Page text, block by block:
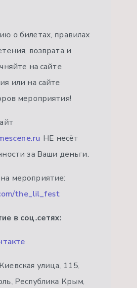
о билетах, правилах
возврата и
на сайте
или на сайте
мероприятия!
НЕ несёт
за Ваши деньги.
мероприятие:
the_lil_fest
в соц.сетях:
Киевская улица, 115,
Республика Крым,